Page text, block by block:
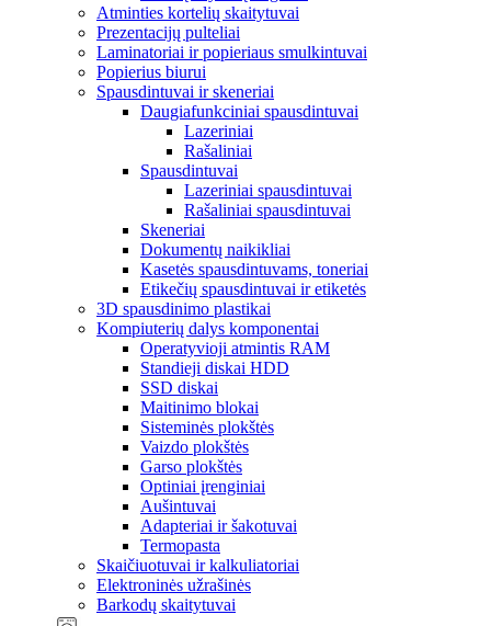
Atminties kortelių skaitytuvai
Prezentacijų pulteliai
Laminatoriai ir popieriaus smulkintuvai
Popierius biurui
Spausdintuvai ir skeneriai
Daugiafunkciniai spausdintuvai
Lazeriniai
Rašaliniai
Spausdintuvai
Lazeriniai spausdintuvai
Rašaliniai spausdintuvai
Skeneriai
Dokumentų naikikliai
Kasetės spausdintuvams, toneriai
Etikečių spausdintuvai ir etiketės
3D spausdinimo plastikai
Kompiuterių dalys komponentai
Operatyvioji atmintis RAM
Standieji diskai HDD
SSD diskai
Maitinimo blokai
Sisteminės plokštės
Vaizdo plokštės
Garso plokštės
Optiniai įrenginiai
Aušintuvai
Adapteriai ir šakotuvai
Termopasta
Skaičiuotuvai ir kalkuliatoriai
Elektroninės užrašinės
Barkodų skaitytuvai